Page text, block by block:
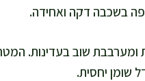
בשכבה דקה ואחידה.
מ"ל שמן זית ומערבבת שוב
שומן יחסית.